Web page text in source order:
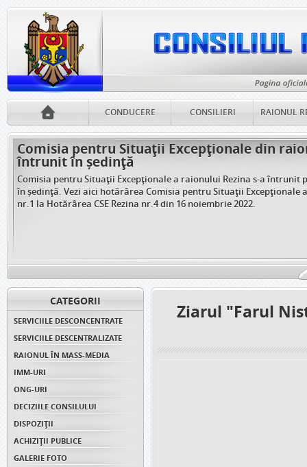
CONDUCERE CONSILIERI RAIONUL
Comisia pentru Situații Excepționale din
întrunit în ședință
Comisia pentru Situații Excepționale a raionului Rezina s-a întrunit
în ședință. Vezi aici hotărârea Comisia pentru Situații Excepționale
nr.1 la Hotărârea CSE Rezina nr.4 din 16 noiembrie 2022.
CATEGORII
SERVICIILE DESCONCENTRATE
SERVICIILE DESCENTRALIZATE
RAIONUL ÎN MASS-MEDIA
IMM-URI
ONG-URI
DECIZIILE CONSILULUI
DISPOZIŢII
ACHIZIȚII PUBLICE
GALERIE FOTO
Ziarul "Farul